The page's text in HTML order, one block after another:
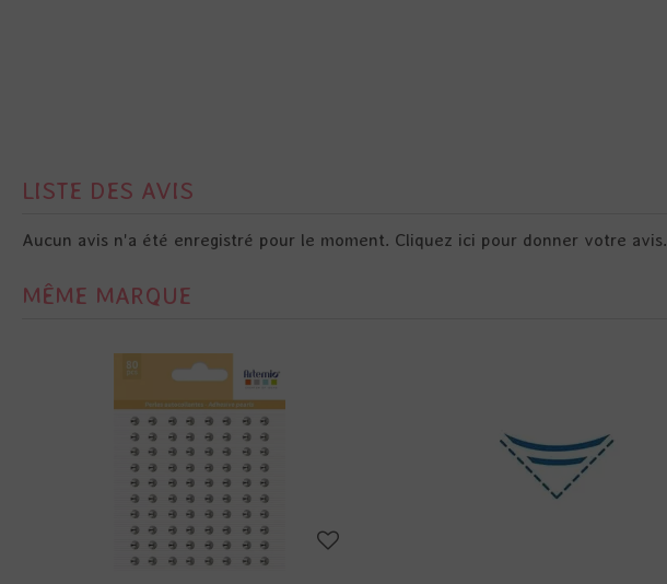
LISTE DES AVIS
Aucun avis n'a été enregistré pour le moment. Cliquez ici pour donner votre avis.
MÊME MARQUE